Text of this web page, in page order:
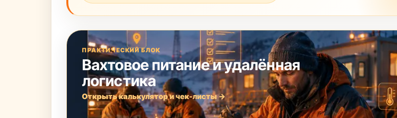
ПРАКТИЧЕСКИЙ БЛОК
Вахтовое питание и удалённая
логистика
Открыть калькулятор и чек-листы →